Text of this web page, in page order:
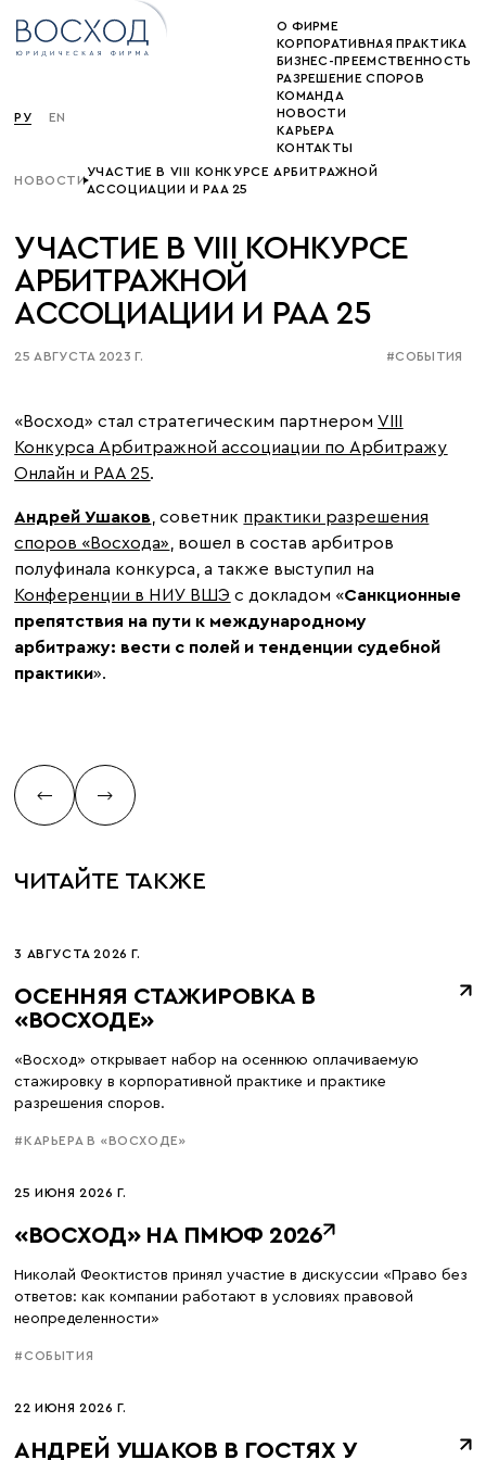
РУ EN
О ФИРМЕ
КОРПОРАТИВНАЯ ПРАКТИКА
БИЗНЕС-ПРЕЕМСТВЕННОСТЬ
РАЗРЕШЕНИЕ СПОРОВ
КОМАНДА
НОВОСТИ
КАРЬЕРА
КОНТАКТЫ
НОВОСТИ
УЧАСТИЕ В VIII КОНКУРСЕ АРБИТРАЖНОЙ
АССОЦИАЦИИ И РАА 25
УЧАСТИЕ В VIII КОНКУРСЕ
АРБИТРАЖНОЙ
АССОЦИАЦИИ И РАА 25
25 АВГУСТА 2023 Г. #СОБЫТИЯ
«Восход» стал стратегическим партнеромVIII
Конкурса Арбитражной ассоциации по Арбитражу
Онлайн и РАА 25.
Андрей Ушаков , советник практики разрешения
споров «Восхода» , вошел в состав арбитров
полуфинала конкурса, а также выступил на
Конференции в НИУ ВШЭ с докладом «Санкционные
препятствия на пути к международному
арбитражу: вести с полей и тенденции судебной
практики».
ЧИТАЙТЕ ТАКЖЕ
3 АВГУСТА 2026 Г.
ОСЕННЯЯ СТАЖИРОВКА В
«ВОСХОДЕ»
«Восход» открывает набор на осеннюю оплачиваемую
стажировку в корпоративной практике и практике
разрешения споров.
#КАРЬЕРА В «ВОСХОДЕ»
25 ИЮНЯ 2026 Г.
«ВОСХОД» НА ПМЮФ 2026
Николай Феоктистов принял участие в дискуссии «Право без
ответов: как компании работают в условиях правовой
неопределенности»
#СОБЫТИЯ
22 ИЮНЯ 2026 Г.
АНДРЕЙ УШАКОВ В ГОСТЯХ У